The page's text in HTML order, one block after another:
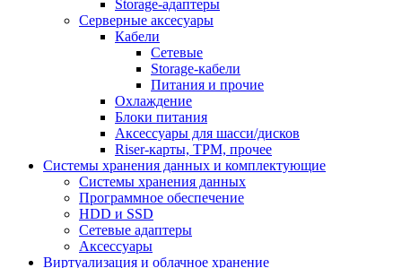
Storage-адаптеры
Серверные аксесуары
Кабели
Сетевые
Storage-кабели
Питания и прочие
Охлаждение
Блоки питания
Аксессуары для шасси/дисков
Riser-карты, TPM, прочее
Системы хранения данных и комплектующие
Системы хранения данных
Программное обеспечение
HDD и SSD
Сетевые адаптеры
Аксессуары
Виртуализация и облачное хранение